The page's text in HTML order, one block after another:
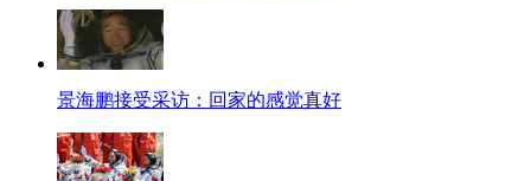
景海鹏接受采访：回家的感觉真好